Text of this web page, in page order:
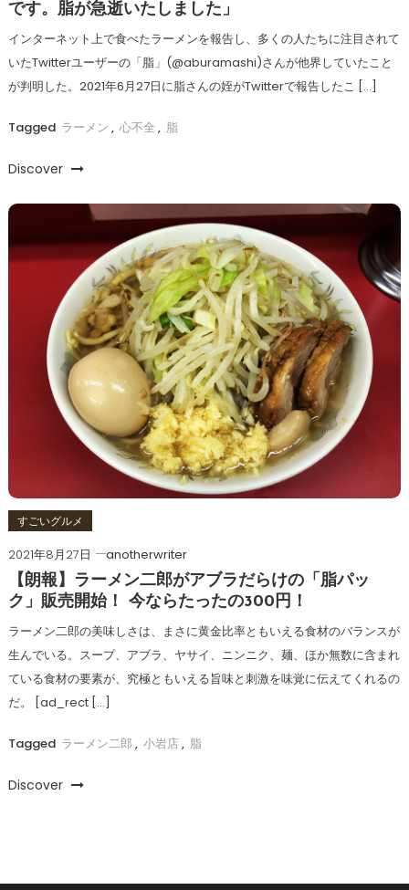
です。脂が急逝いたしました」
インターネット上で食べたラーメンを報告し、多くの人たちに注目されて
いたTwitterユーザーの「脂」(@aburamashi)さんが他界していたこと
が判明した。2021年6月27日に脂さんの姪がTwitterで報告したこ […]
Tagged ラーメン , 心不全 , 脂
Discover
すごいグルメ
2021年8月27日
anotherwriter
【朗報】ラーメン二郎がアブラだらけの「脂パッ
ク」販売開始！ 今ならたったの300円！
ラーメン二郎の美味しさは、まさに黄金比率ともいえる食材のバランスが
生んでいる。スープ、アブラ、ヤサイ、ニンニク、麺、ほか無数に含まれ
ている食材の要素が、究極ともいえる旨味と刺激を味覚に伝えてくれるの
だ。 [ad_rect […]
Tagged ラーメン二郎 , 小岩店, 脂
Discover